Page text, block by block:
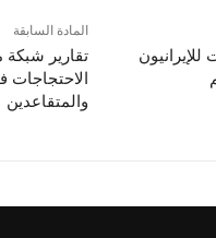
المادة السابقة
تقاریر شبكة
الاحتجاجات
والمتقاعدين